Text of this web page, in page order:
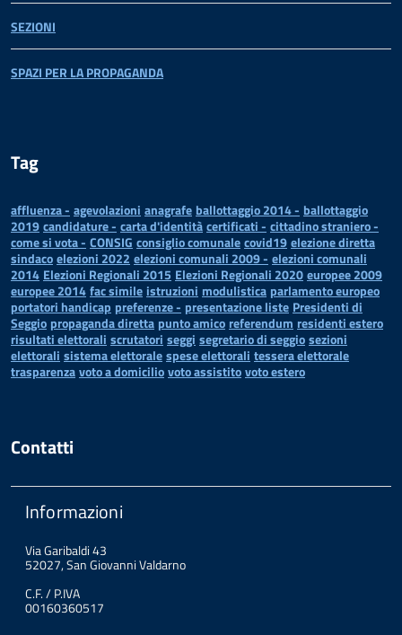
SEZIONI
SPAZI PER LA PROPAGANDA
Tag
affluenza - agevolazioni anagrafe ballottaggio 2014 - ballottaggio
2019candidature - carta d'identitàcertificati - cittadino straniero -
come si vota - CONSIG consiglio comunalecovid19elezione diretta
sindacoelezioni 2022 elezioni comunali 2009 - elezioni comunali
2014 Elezioni Regionali 2015 Elezioni Regionali 2020europee 2009
europee 2014fac simile istruzioni modulistica parlamento europeo
portatori handicap preferenze - presentazione liste Presidenti di
Seggio propaganda diretta punto amico referendum residenti estero
risultati elettorali scrutatori seggi segretario di seggiosezioni
elettorali sistema elettoralespese elettorali tessera elettorale
trasparenzavoto a domiciliovoto assistitovoto estero
Contatti
Informazioni
Via Garibaldi 43
52027, San Giovanni Valdarno
C.F. / P.IVA
00160360517